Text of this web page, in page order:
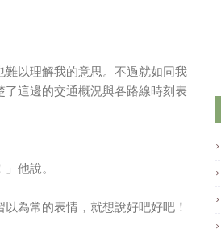
以理解我的意思。不過就如同我
這邊的交通概況與各路線時刻表
他說。
為常的表情，就想說好吧好吧！